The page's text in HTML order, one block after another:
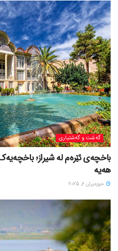
گه‌شت و گه‌شتیاری
باخچەی ئێرەم لە شیراز؛
هەیە
حوزه‌یران 6, 2025